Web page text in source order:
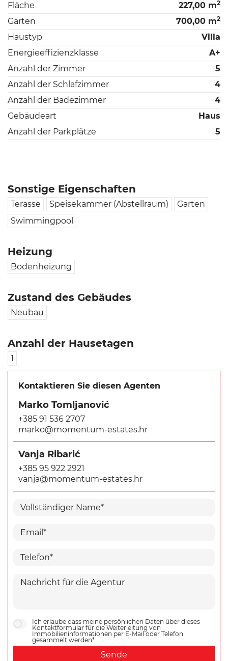
Fläche
227,00 m2
Garten 700,00 m2
Haustyp
Villa
Energieeffizienzklasse
A+
Anzahl der Zimmer
5
Anzahl der Schlafzimmer
4
Anzahl der Badezimmer
4
Gebäudeart
Haus
Anzahl der Parkplätze
5
Sonstige Eigenschaften
Terasse Speisekammer (Abstellraum)
Garten
Swimmingpool
Heizung
Bodenheizung
Zustand des Gebäudes
Neubau
Anzahl der Hausetagen
1
Kontaktieren Sie diesen Agenten
Marko Tomljanović
+385 91 536 2707
marko@momentum-estates.hr
Vanja Ribarić
+385 95 922 2921
vanja@momentum-estates.hr
Ich erlaube dass meine persönlichen Daten über dieses
Kontaktformular für die Weiterleitung von
Immobilieninformationen per E-Mail oder Telefon
gesammelt werden*
Sende